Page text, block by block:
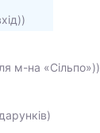
м-на «Сільпо»))